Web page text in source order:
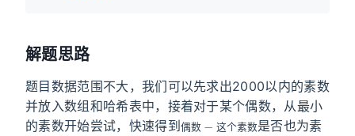
解题思路
题目数据范围不大，我们可以先求出2000以内的素数
并放入数组和哈希表中，接着对于某个偶数，从最小
的素数开始尝试，快速得到
偶数 − 这个 素
数
是否也为素